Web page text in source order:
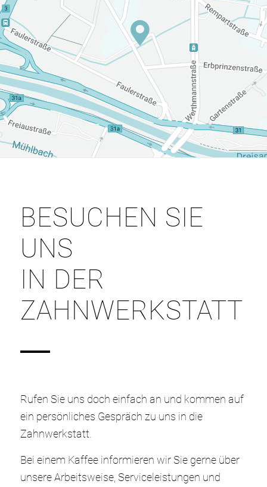
BESUCHEN SIE
UNS
IN DER
ZAHNWERKSTATT
Rufen Sie uns doch einfach an und kommen auf
ein persönliches Gespräch zu uns in die
Zahnwerkstatt.
Bei einem Kaffee informieren wir Sie gerne über
unsere Arbeitsweise, Serviceleistungen und